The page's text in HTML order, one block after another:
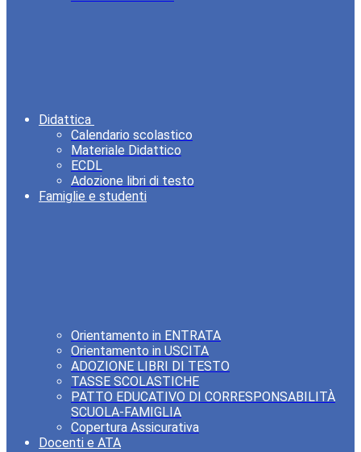
Didattica
Calendario scolastico
Materiale Didattico
ECDL
Adozione libri di testo
Famiglie e studenti
Orientamento in ENTRATA
Orientamento in USCITA
ADOZIONE LIBRI DI TESTO
TASSE SCOLASTICHE
PATTO EDUCATIVO DI CORRESPONSABILITÀ
SCUOLA-FAMIGLIA
Copertura Assicurativa
Docenti e ATA